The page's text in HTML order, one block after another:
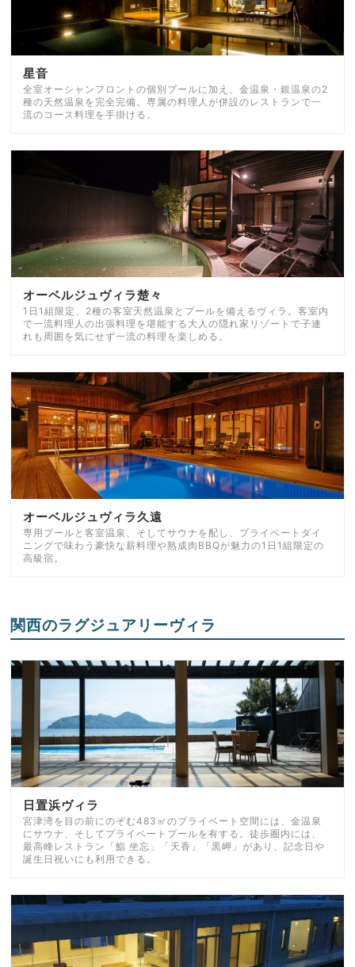
星音
全室オーシャンフロントの個別プールに加え、金温泉・銀温泉の2
種の天然温泉を完全完備。専属の料理人が併設のレストランで一
流のコース料理を手掛ける。
オーベルジュヴィラ楚々
1日1組限定、2種の客室天然温泉とプールを備えるヴィラ。客室内
で一流料理人の出張料理を堪能する大人の隠れ家リゾートで子連
れも周囲を気にせず一流の料理を楽しめる。
オーベルジュヴィラ久遠
専用プールと客室温泉、そしてサウナを配し、プライベートダイ
ニングで味わう豪快な薪料理や熟成肉BBQが魅力の1日1組限定の
高級宿。
関西のラグジュアリーヴィラ
日置浜ヴィラ
宮津湾を目の前にのぞむ483㎡のプライベート空間には、金温泉
にサウナ、そしてプライベートプールを有する。徒歩圏内には、
最高峰レストラン「鮨 坐忘」「天香」「黒岬」があり、記念日や
誕生日祝いにも利用できる。